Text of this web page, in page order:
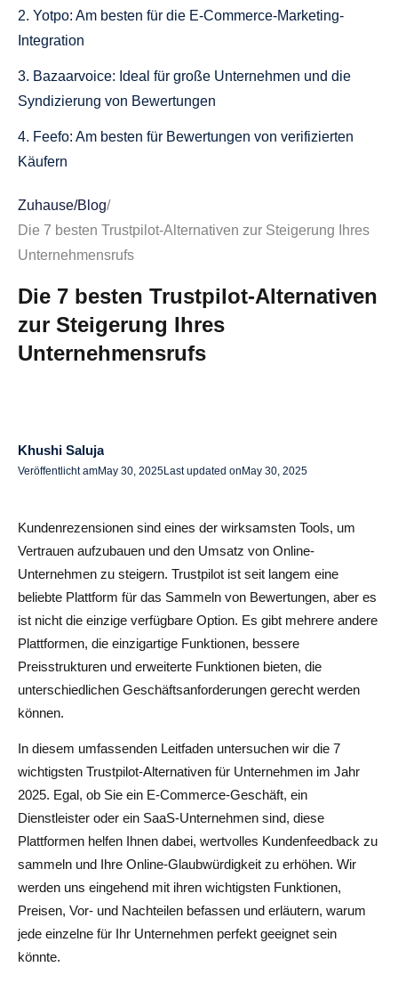
2. Yotpo: Am besten für die E-Commerce-Marketing-
Integration
3. Bazaarvoice: Ideal für große Unternehmen und die
Syndizierung von Bewertungen
4. Feefo: Am besten für Bewertungen von verifizierten
Käufern
5. ResellerRatings: Am besten für Online-Händler
6. Stamped.io: Am besten für Shopify-Shops mit kleinem
Budget
7. Loox: Am besten für Visual Social Proof
Warum sollten Sie Trustpilot-Alternativen in Betracht
ziehen?
Entfernen von Bewertungen
4. Bessere Integrationen mit Nischenplattformen
5. Mehr Kontrolle über die Erfassung von Bewertungen
6. Verbesserter Kundensupport
7. Umfangreicher Funktionsumfang für einen niedrigeren
Fazit: Auswahl der richtigen Bewertungsplattform
Häufig gestellte Fragen zu Trustpilot-Alternativen
Was ist besser, Feefo oder Trustpilot?
Gibt es eine kostenlose Version von Trustpilot?
Kann der Wechsel von Trustpilot meine Strategie zum
Sammeln von Bewertungen verbessern?
Zuhause/Blog/
Die 7 besten Trustpilot-Alternativen zur Steigerung Ihres
Unternehmensrufs
Die 7 besten Trustpilot-Alternativen
zur Steigerung Ihres
Unternehmensrufs
Khushi Saluja
Veröffentlicht amMay 30, 2025Last updated on May 30, 2025
Kundenrezensionen sind eines der wirksamsten Tools, um
Vertrauen aufzubauen und den Umsatz von Online-
Unternehmen zu steigern. Trustpilot ist seit langem eine
beliebte Plattform für das Sammeln von Bewertungen, aber es
ist nicht die einzige verfügbare Option. Es gibt mehrere andere
Plattformen, die einzigartige Funktionen, bessere
Preisstrukturen und erweiterte Funktionen bieten, die
unterschiedlichen Geschäftsanforderungen gerecht werden
können.
In diesem umfassenden Leitfaden untersuchen wir die 7
wichtigsten Trustpilot-Alternativen für Unternehmen im Jahr
2025. Egal, ob Sie ein E-Commerce-Geschäft, ein
Dienstleister oder ein SaaS-Unternehmen sind, diese
Plattformen helfen Ihnen dabei, wertvolles Kundenfeedback zu
sammeln und Ihre Online-Glaubwürdigkeit zu erhöhen. Wir
werden uns eingehend mit ihren wichtigsten Funktionen,
Preisen, Vor- und Nachteilen befassen und erläutern, warum
jede einzelne für Ihr Unternehmen perfekt geeignet sein
könnte.